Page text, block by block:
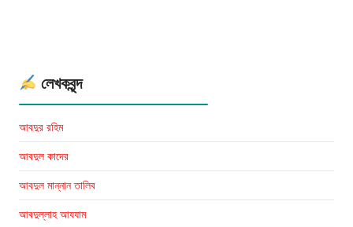
লেখকবৃন্দ
আবদুর রহিম
আবদুল কাদের
আবদুল মান্নান তালিব
আবদুল্লাহ আযযাম